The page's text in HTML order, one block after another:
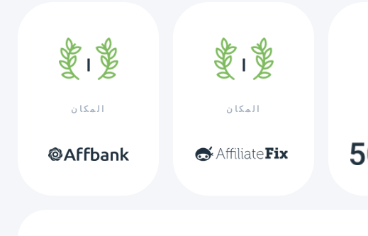
المكان المكان